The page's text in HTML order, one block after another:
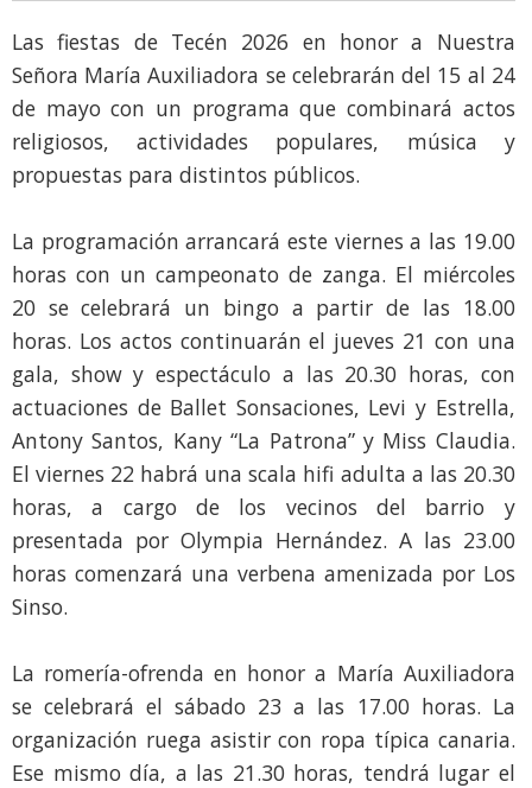
Las fiestas de Tecén 2026 en honor a Nuestra
Señora María Auxiliadora se celebrarán del 15 al 24
de mayo con un programa que combinará actos
religiosos, actividades populares, música y
propuestas para distintos públicos.
La programación arrancará este viernes a las 19.00
horas con un campeonato de zanga. El miércoles
20 se celebrará un bingo a partir de las 18.00
horas. Los actos continuarán el jueves 21 con una
gala, show y espectáculo a las 20.30 horas, con
actuaciones de Ballet Sonsaciones, Levi y Estrella,
Antony Santos, Kany “La Patrona” y Miss Claudia.
El viernes 22 habrá una scala hifi adulta a las 20.30
horas, a cargo de los vecinos del barrio y
presentada por Olympia Hernández. A las 23.00
horas comenzará una verbena amenizada por Los
Sinso.
La romería-ofrenda en honor a María Auxiliadora
se celebrará el sábado 23 a las 17.00 horas. La
organización ruega asistir con ropa típica canaria.
Ese mismo día, a las 21.30 horas, tendrá lugar el